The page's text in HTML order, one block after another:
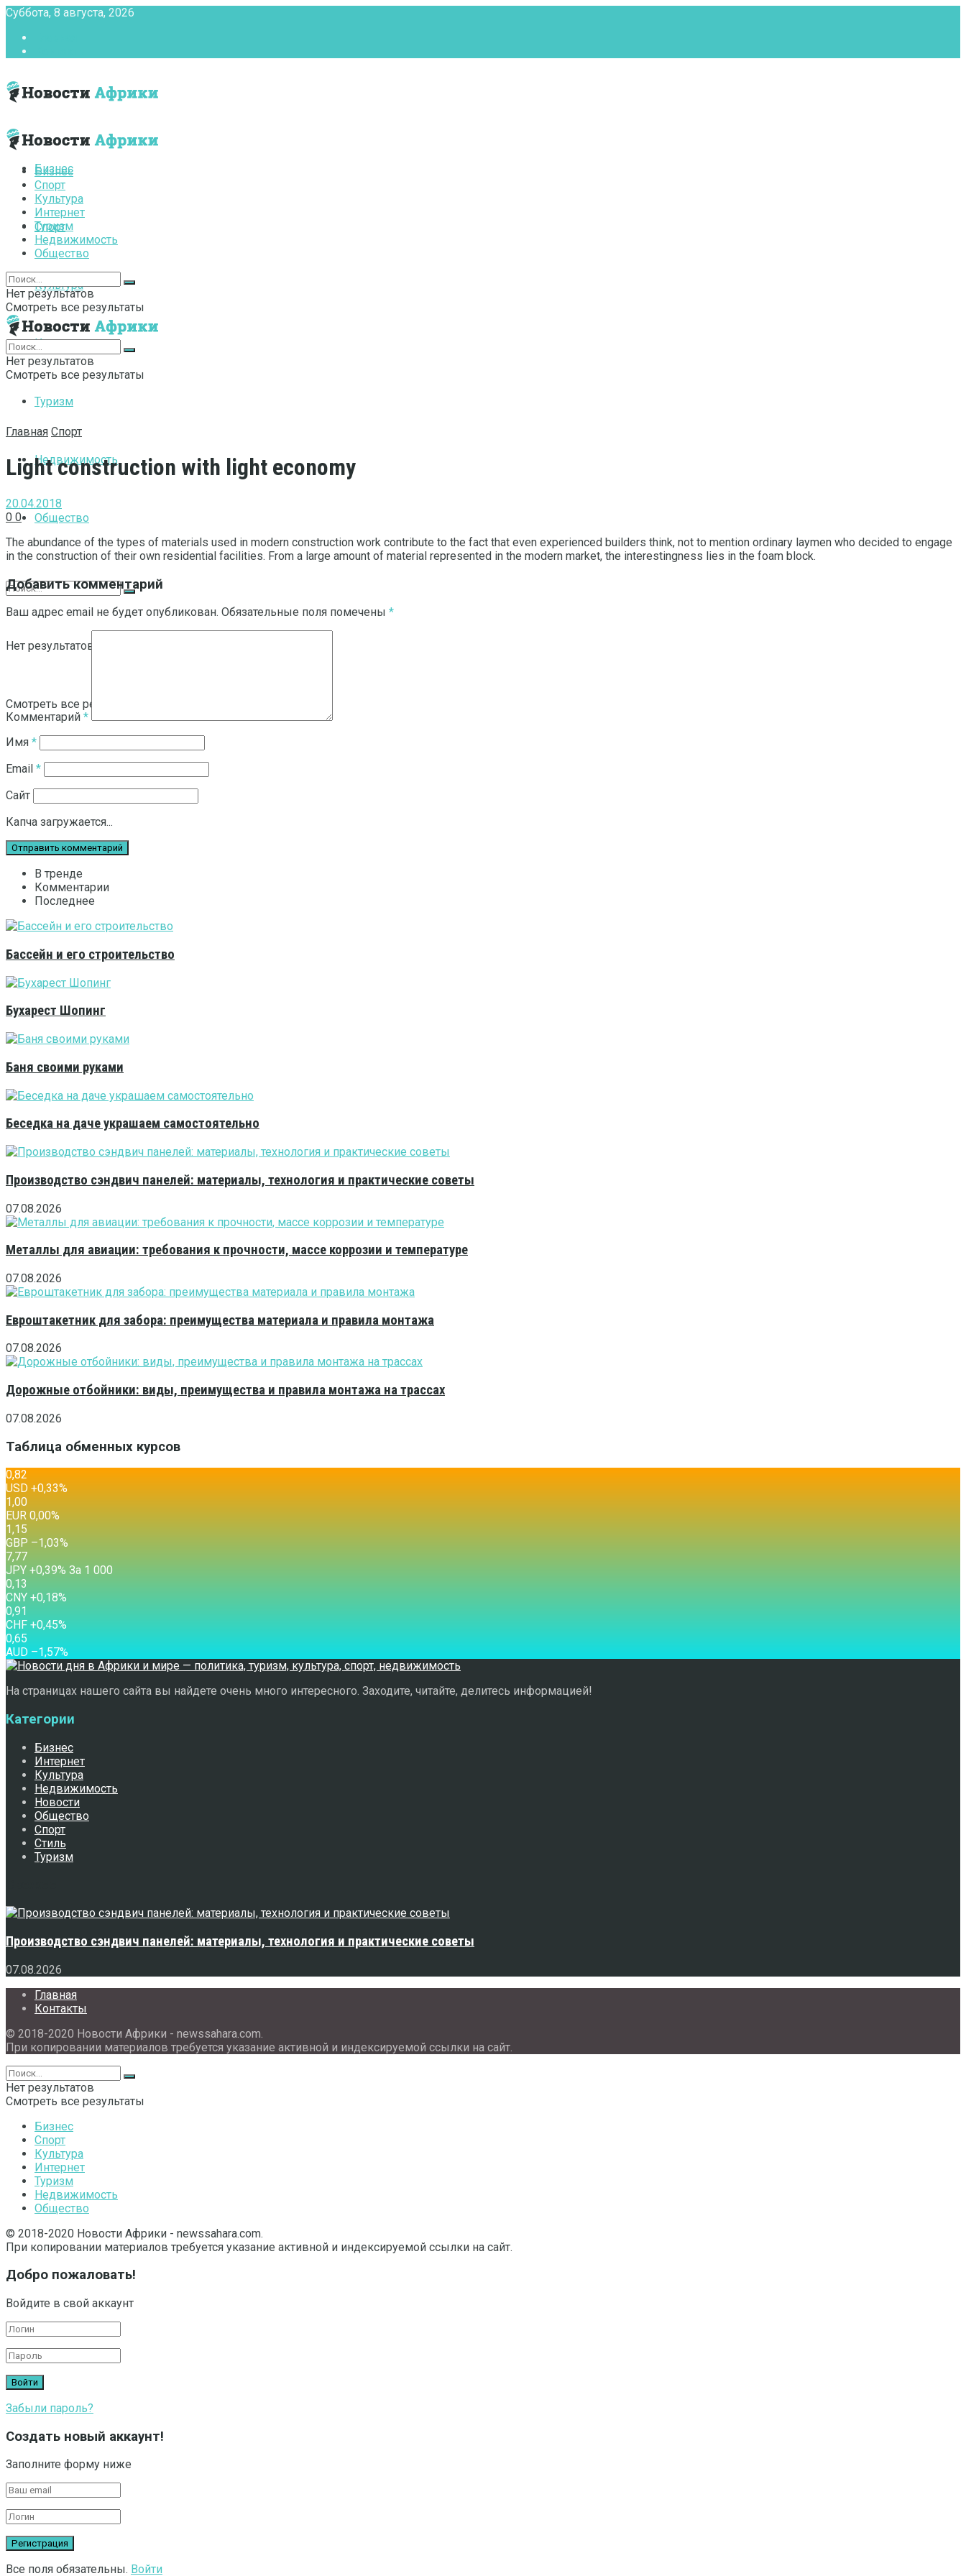
Суббота, 8 августа, 2026
Бизнес
Спорт
Культура
Интернет
Туризм
Недвижимость
Общество
Нет результатов
Смотреть все результаты
Бизнес
Спорт
Культура
Интернет
Туризм
Недвижимость
Общество
Нет результатов
Смотреть все результаты
Нет результатов
Смотреть все результаты
Главная Спорт
Light construction with light economy
20.04.2018
0 0
The abundance of the types of materials used in modern construction work contribute to the fact that even experienced builders think, not to mention ordinary laymen who decided to engage
in the construction of their own residential facilities. From a large amount of material represented in the modern market, the interestingness lies in the foam block.
Добавить комментарий
Ваш адрес email не будет опубликован. Обязательные поля помечены *
Комментарий *
Имя *
Email *
Сайт
Капча загружается...
В тренде
Комментарии
Последнее
Бассейн и его строительство
Бухарест Шопинг
Баня своими руками
Беседка на даче украшаем самостоятельно
Производство сэндвич панелей: материалы, технология и практические советы
07.08.2026
Металлы для авиации: требования к прочности, массе коррозии и температуре
07.08.2026
Евроштакетник для забора: преимущества материала и правила монтажа
07.08.2026
Дорожные отбойники: виды, преимущества и правила монтажа на трассах
07.08.2026
Таблица обменных курсов
0,82
USD +0,33%
1,00
EUR 0,00%
1,15
GBP –1,03%
7,77
JPY +0,39% За 1 000
0,13
CNY +0,18%
0,91
CHF +0,45%
0,65
AUD –1,57%
На страницах нашего сайта вы найдете очень много интересного. Заходите, читайте, делитесь информацией!
Категории
Бизнес
Интернет
Культура
Недвижимость
Новости
Общество
Спорт
Стиль
Туризм
Производство сэндвич панелей: материалы, технология и практические советы
07.08.2026
Главная
Контакты
© 2018-2020 Новости Африки - newssahara.com.
При копировании материалов требуется указание активной и индексируемой ссылки на сайт.
Нет результатов
Смотреть все результаты
Бизнес
Спорт
Культура
Интернет
Туризм
Недвижимость
Общество
© 2018-2020 Новости Африки - newssahara.com.
При копировании материалов требуется указание активной и индексируемой ссылки на сайт.
Добро пожаловать!
Войдите в свой аккаунт
Забыли пароль?
Создать новый аккаунт!
Заполните форму ниже
Все поля обязательны. Войти